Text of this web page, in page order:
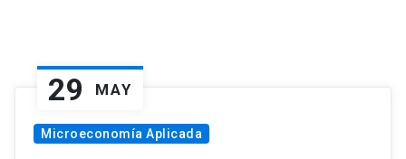
29 MAY
Microeconomía Aplicada